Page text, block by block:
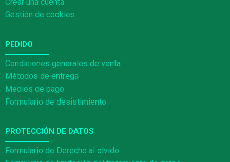
Gestión de cookies
Condiciones generales de venta
Métodos de entrega
Medios de pago
Formulario de desistimiento
PEDIDO
Formulario de Derecho al olvido
PROTECCIÓN DE DATOS